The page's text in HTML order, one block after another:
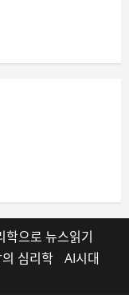
학으로 뉴스읽기
심리학 AI시대